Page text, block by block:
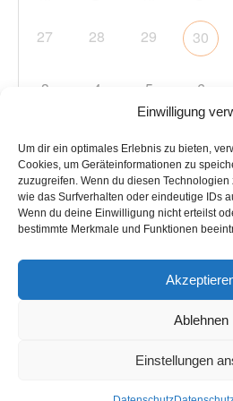
Einwilligung
Um dir ein optimales Erlebnis zu bieten,
Cookies, um Geräteinformationen zu
zuzugreifen. Wenn du diesen
wie das Surfverhalten oder eindeutige IDs
Wenn du deine Einwilligung nicht erteilst
bestimmte Merkmale und Funktionen
Ablehnen
Einstellungen
27 28 29 30
3 4 5 6
10 11 12 13
17 18 19 20
31 1 2 3